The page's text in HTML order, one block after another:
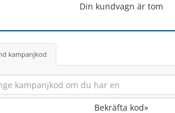
Din kundvagn är tom
kampanjkod
Bekräfta kod»